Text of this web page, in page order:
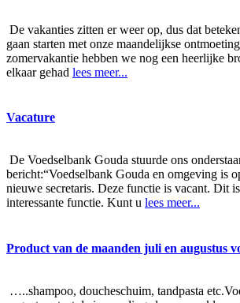
De vakanties zitten er weer op, dus dat
gaan starten met onze maandelijkse
zomervakantie hebben we nog een heerlijke
elkaar gehad lees meer...
Vacature
De Voedselbank Gouda stuurde ons
bericht:“Voedselbank Gouda en omgeving is
nieuwe secretaris. Deze functie is vacant. Dit
interessante functie. Kunt u lees meer...
Product van de maanden juli en augustus
…..shampoo, doucheschuim, tandpasta